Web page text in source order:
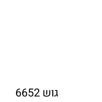
גוש 6652